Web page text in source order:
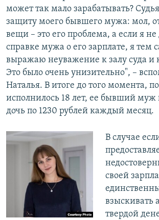
может так мало зарабатывать?
защиту моего бывшего мужа: мол,
вещи – это его проблема, а если я
справке мужа о его зарплате, я тем
выражаю неуважение к залу суда и
Это было очень унизительно", –
Наталья. В итоге до того момента,
исполнилось 18 лет, ее бывший муж
дочь по 1230 рублей каждый месяц.
В случае
своей
взыскивать
твердой